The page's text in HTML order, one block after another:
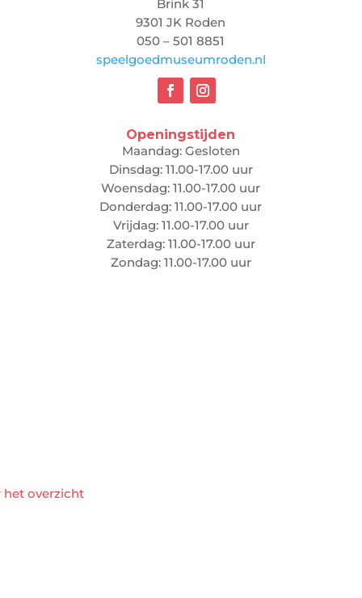
Brink 31
9301 JK Roden
050 – 501 8851
speelgoedmuseumroden.nl
Openingstijden
Maandag: Gesloten
Dinsdag: 11.00-17.00 uur
Woensdag: 11.00-17.00 uur
Donderdag: 11.00-17.00 uur
Vrijdag: 11.00-17.00 uur
Zaterdag: 11.00-17.00 uur
Zondag: 11.00-17.00 uur
het overzicht